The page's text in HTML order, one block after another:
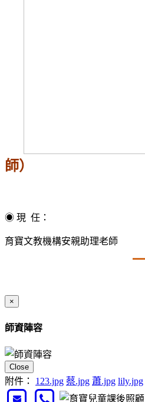
師）
◉ 現 任：
育寶文教機構安親助理老師
×
師資陣容
Close
附件： 123.jpg 蔡.jpg 蕭.jpg lily.jpg